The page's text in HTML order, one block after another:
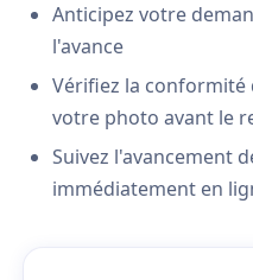
Anticipez votre
l'avance
Vérifiez la conformité
votre photo avant le
Suivez l'avancement
immédiatement en